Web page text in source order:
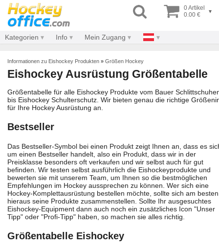
0 Artikel
0.00 €
▾
Kategorien Info Mein Zugang
Informationen zu Eishockey Produkten » Größen Hockey
Eishockey Ausrüstung Größentabelle
Größentabelle für alle Eishockey Produkte vom Bauer
bis Eishockey Schulterschutz. Wir bieten genau die richtige
für Ihre Hockey Ausrüstung an.
Bestseller
Das Bestseller-Symbol bei einen Produkt zeigt Ihnen an, dass es
um einen Bestseller handelt, also ein Produkt, dass wir in der
Preisklasse besonders oft verkaufen und wir selbst auch für gut
befinden. Wir testen selbst ausführlich die Eishockeyprodukte und
bewerten sie mit unserem Team, um Ihnen so die bestmöglichen
Empfehlungen im Hockey aussprechen zu können. Wer sich eine
Hockey-Komplettausrüstung bestellen möchte, sollte sich am besten
hieraus seine Produkte zusammenstellen. Sollte Ihr ausgesuchtes
Eishockey-Equipment dann auch noch ein zusätzliches Icon "Unser
Tipp" oder "Profi-Tipp" haben, so machen sie alles richtig.
Größentabelle Eishockey